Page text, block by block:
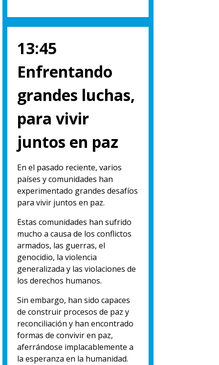
13:45
Enfrentando
grandes luchas,
para vivir
juntos en paz
En el pasado reciente, varios
países y comunidades han
experimentado grandes desafíos
para vivir juntos en paz.
Estas comunidades han sufrido
mucho a causa de los conflictos
armados, las guerras, el
genocidio, la violencia
generalizada y las violaciones de
los derechos humanos.
Sin embargo, han sido capaces
de construir procesos de paz y
reconciliación y han encontrado
formas de convivir en paz,
aferrándose implacablemente a
la esperanza en la humanidad.